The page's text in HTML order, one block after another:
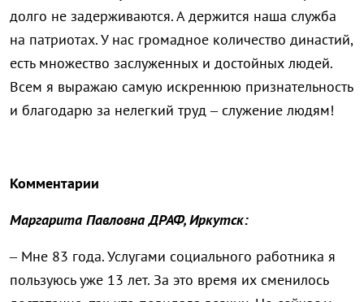
долго не задерживаются. А держится наша служба
на патриотах. У нас громадное количество династий,
есть множество заслуженных и достойных людей.
Всем я выражаю самую искреннюю признательность
и благодарю за нелегкий труд – служение людям!
Комментарии
Маргарита Павловна ДРАФ, Иркутск:
– Мне 83 года. Услугами социального работника я
пользуюсь уже 13 лет. За это время их сменилось